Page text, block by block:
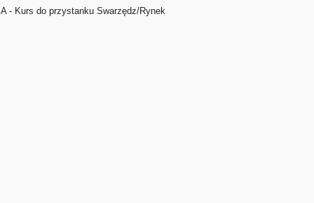
A - Kurs do przystanku Swarzędz/Rynek